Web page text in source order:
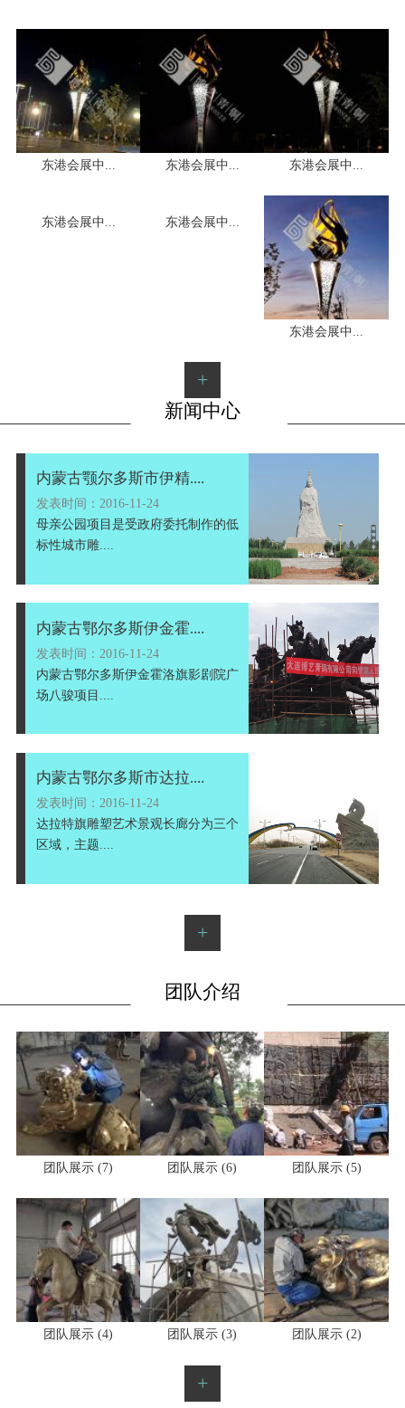
东港会展中... 东港会展中... 东港会展中...
东港会展中... 东港会展中...
东港会展中...
+
新闻中心
内蒙古颚尔多斯市伊精....
发表时间：2016-11-24
母亲公园项目是受政府委托制作的低
标性城市雕....
内蒙古鄂尔多斯伊金霍....
发表时间：2016-11-24
内蒙古鄂尔多斯伊金霍洛旗影剧院广
场八骏项目....
内蒙古鄂尔多斯市达拉....
发表时间：2016-11-24
达拉特旗雕塑艺术景观长廊分为三个
区域，主题....
+
团队介绍
团队展示 (7) 团队展示 (6) 团队展示 (5)
团队展示 (4) 团队展示 (3) 团队展示 (2)
+